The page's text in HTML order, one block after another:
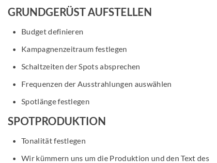
GRUNDGERÜST AUFSTELLEN
Budget definieren
Kampagnenzeitraum festlegen
Schaltzeiten der Spots absprechen
Frequenzen der Ausstrahlungen auswählen
Spotlänge festlegen
SPOTPRODUKTION
Tonalität festlegen
Wir kümmern uns um die Produktion und den Text des